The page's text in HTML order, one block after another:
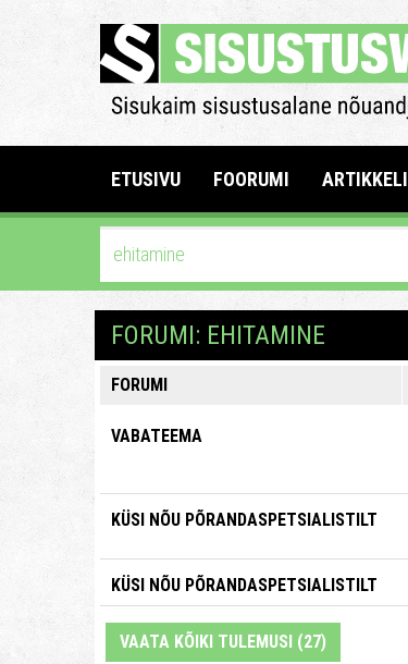
ETUSIVU FOORUMI ARTIKKELI
FORUMI: EHITAMINE
FORUMI
VABATEEMA
KÜSI NÕU PÕRANDASPETSIALISTILT
KÜSI NÕU PÕRANDASPETSIALISTILT
VAATA KÕIKI TULEMUSI (27)